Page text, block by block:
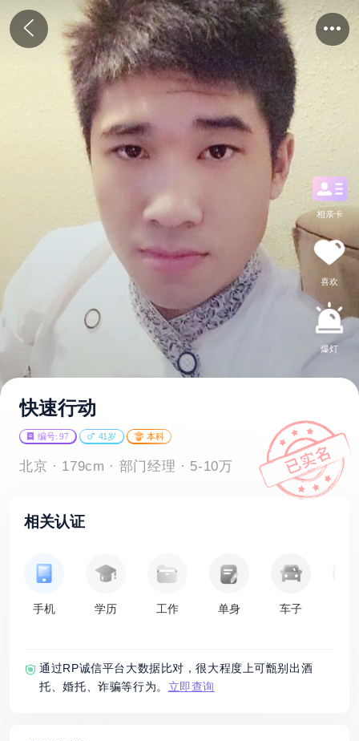
相亲卡
喜欢
爆灯
快速行动
编号: 97 41岁 本科
北京 · 179cm · 部门经理 · 5-10万
相关认证
手机 学历 工作 单身 车子
通过RP诚信平台大数据比对，很大程度上可甑别出酒
托、婚托、诈骗等行为。 立即查询